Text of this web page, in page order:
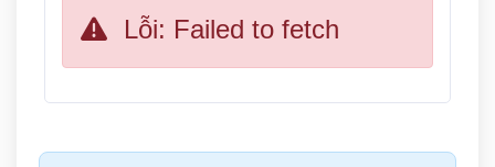
Lỗi: Failed to fetch